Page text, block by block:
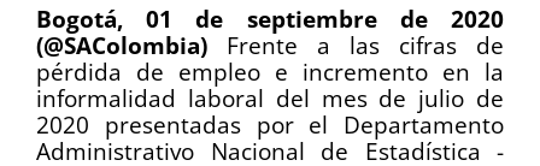
Bogotá, 01 de septiembre de 2020
(@SAColombia) Frente a las cifras de
pérdida de empleo e incremento en la
informalidad laboral del mes de julio de
2020 presentadas por el Departamento
Administrativo Nacional de Estadística -